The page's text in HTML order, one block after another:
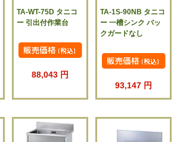
TA-WT-75D タニコ
ー 引出付作業台
88,043 円
TA-1S-90NB タニコ
ー 一槽シンク バッ
クガードなし
93,147 円